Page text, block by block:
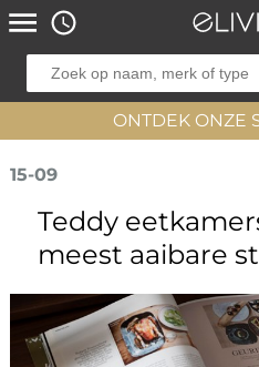
ONTDEK ONZE
15-09
Teddy
meest aaibare